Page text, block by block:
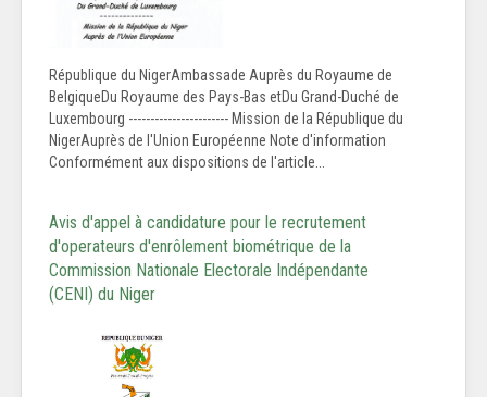
République du NigerAmbassade Auprès du Royaume de
BelgiqueDu Royaume des Pays-Bas etDu Grand-Duché de
Luxembourg ----------------------- Mission de la République du
NigerAuprès de l'Union Européenne Note d'information
Conformément aux dispositions de l'article...
Avis d'appel à candidature pour le recrutement
d'operateurs d'enrôlement biométrique de la
Commission Nationale Electorale Indépendante
(CENI) du Niger